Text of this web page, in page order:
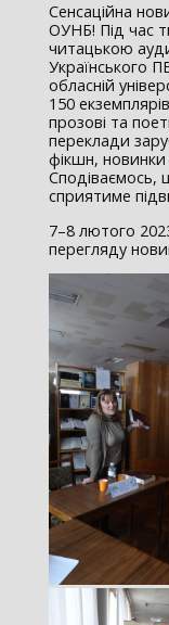
Сенсаційна
ОУНБ! Під час
читацькою
Українського
обласній
150
прозові та
переклади
фікшн, новинки
Сподіваємось,
сприятиме
7–8 лютого
перегляду